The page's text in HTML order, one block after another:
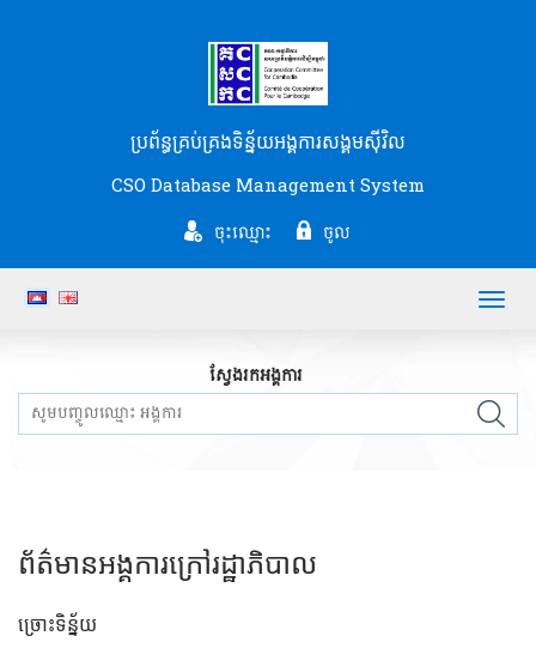
ប្រព័ន្ធគ្រប់គ្រងទិន្ន័យអង្គការសង្គមស៊ីវិល
CSO Database Management System
ចុះឈ្មោះ ចូល
ស្វែងរកអង្គការ
ព័ត៌មានអង្គការក្រៅរដ្ឋាភិបាល
ច្រោះទិន្ន័យ